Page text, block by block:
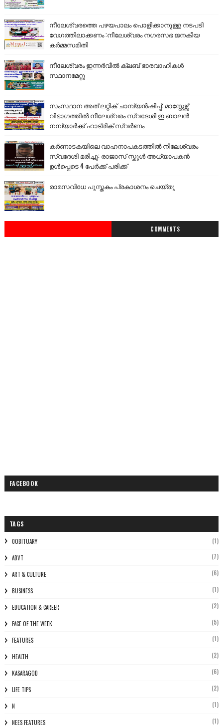
നീലേശ്വരത്തെ പഴയപാലം പൊളിക്കാനുള്ള നടപടി
വേഗത്തിലാക്കണം :നീലേശ്വരം നഗരസഭ ജനകീയ
കർമ്മസമിതി
നീലേശ്വരം ഇന്നർവീൽ ക്ലബ് ഭാരവാഹികൾ
സ്ഥാനമേറ്റു
സംസ്ഥാന അത് ലറ്റിക് ചാമ്പ്യൻഷിപ്പ്: മാസ്റ്റേഴ്സ്
വിഭാഗത്തിൽ നീലേശ്വരം സ്വദേശി ഇ.ബാലൻ
നമ്പ്യാർക്ക് ഹാട്രിക് സ്വർണം
കർണാടകയിലെ വാഹനാപകടത്തിൽ നീലേശ്വരം
സ്വദേശി മരിച്ചു: രാജാസ് സ്കൂൾ അധ്യാപകൻ
ഉൾപ്പെടെ 4 പേർക്ക് പരിക്ക്
രാമസവിധേ പുസ്തകം പ്രകാശനം ചെയ്തു
COMMENTS
FACEBOOK
TAGS
0OBITUARY (1)
ADVT (7)
ART & CULTURE (6)
BUSINESS (1)
EDUCATION & CAREER (2)
FACE OF THE WEEK (5)
FEATURES (1)
HEALTH (2)
KASARAGOD (6)
LIFE TIPS (2)
N (1)
NEES FEATURES (1)